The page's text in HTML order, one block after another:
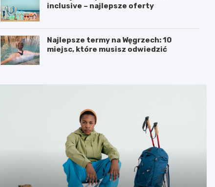
inclusive – najlepsze oferty
Najlepsze termy na Węgrzech: 10
miejsc, które musisz odwiedzić